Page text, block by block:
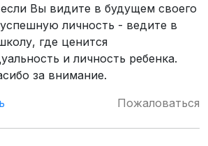
Вы видите в будущем своего
личность - ведите в
где ценится
и личность ребенка.
за внимание.
Пожаловаться